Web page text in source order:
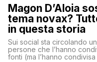
Magon D’Aloia
tema novax?
in questa storia
Sui social sta circolando
persone che l’hanno
fonti (ma l’hanno